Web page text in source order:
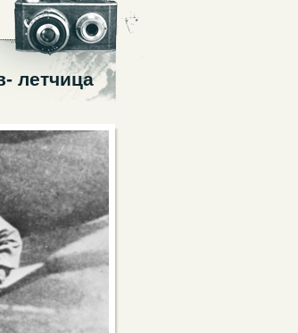
летчица